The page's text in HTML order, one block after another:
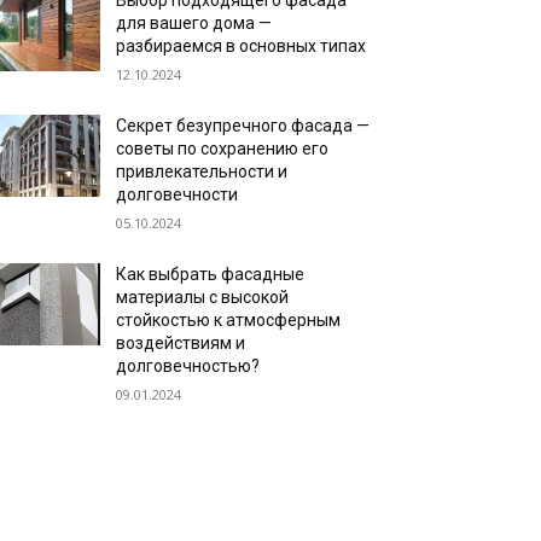
для вашего дома —
разбираемся в основных типах
12.10.2024
Секрет безупречного фасада —
советы по сохранению его
привлекательности и
долговечности
05.10.2024
Как выбрать фасадные
материалы с высокой
стойкостью к атмосферным
воздействиям и
долговечностью?
09.01.2024